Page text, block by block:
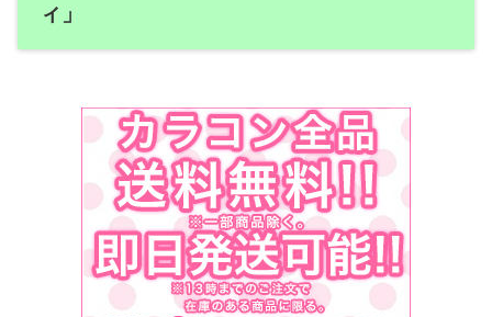
ィ」